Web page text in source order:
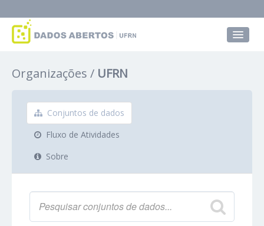
Grupos
Sobre
Organizações UFRN
Conjuntos de dados
Fluxo de Atividades
Sobre